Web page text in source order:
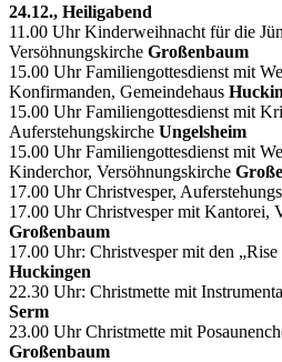
24.12., Heiligabend
11.00 Uhr Kinderweihnacht für die
Versöhnungskirche Großenbaum
15.00 Uhr Familiengottesdienst mit
Konfirmanden, Gemeindehaus
15.00 Uhr Familiengottesdienst mit
Auferstehungskirche Ungelsheim
15.00 Uhr Familiengottesdienst mit
Kinderchor, Versöhnungskirche
17.00 Uhr Christvesper,
17.00 Uhr Christvesper mit Kantorei,
Großenbaum
17.00 Uhr: Christvesper mit den
Huckingen
22.30 Uhr: Christmette mit
Serm
23.00 Uhr Christmette mit
Großenbaum